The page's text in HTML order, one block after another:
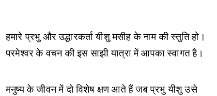
हमारे प्रभु और उद्धारकर्ता यीशु मसीह के नाम की स्तुति हो।
परमेश्वर के वचन की इस साझी यात्रा में आपका स्वागत है।
मनुष्य के जीवन में दो विशेष क्षण आते हैं जब प्रभु यीशु उसे